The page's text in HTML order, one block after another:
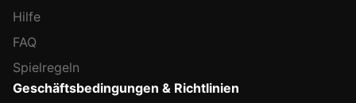
Hilfe
FAQ
Spielregeln
Geschäftsbedingungen & Richtlinien